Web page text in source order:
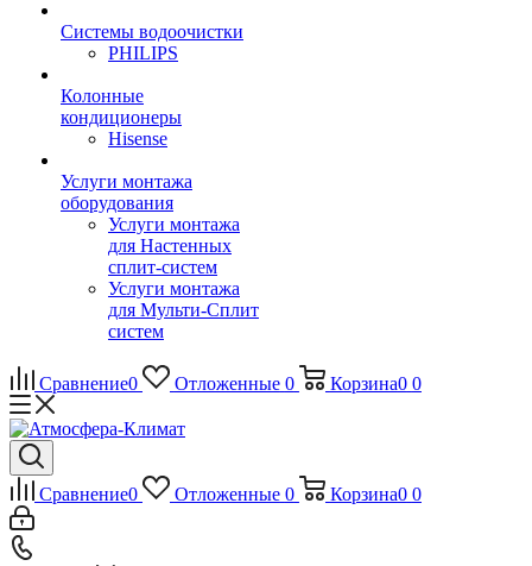
Системы водоочистки
PHILIPS
Колонные
кондиционеры
Hisense
Услуги монтажа
оборудования
Услуги монтажа
для Настенных
сплит-систем
Услуги монтажа
для Мульти-Сплит
систем
Сравнение0 Отложенные 0 Корзина0 0
Сравнение0 Отложенные 0 Корзина0 0